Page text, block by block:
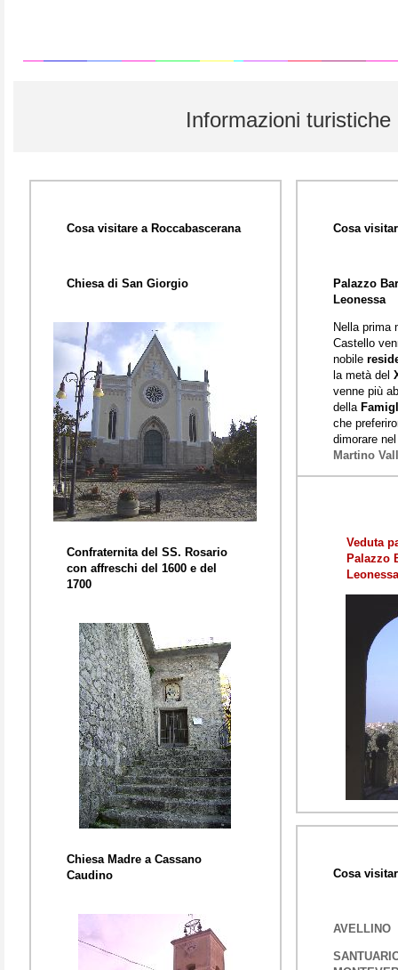
Informazioni turistiche
Cosa visitare a Roccabascerana
Chiesa di San Giorgio
Confraternita del SS. Rosario
con affreschi del 1600 e del
1700
Chiesa Madre a Cassano
Caudino
Cosa
Palazzo
Leonessa
Nella prima
Castello
nobile
la metà del
venne più
della
che
dimorare
Martino
Veduta
Palazzo
Leonessa
Cosa
AVELLINO